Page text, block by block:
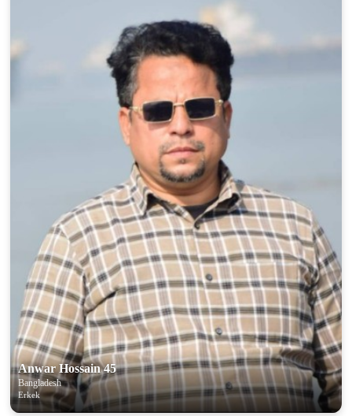
Anwar Hossain 45
Bangladesh
Erkek